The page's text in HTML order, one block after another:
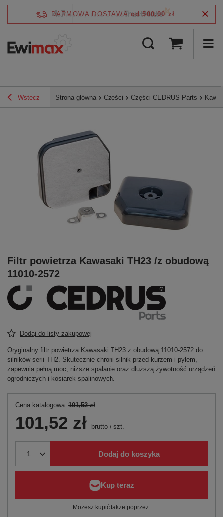
DARMOWA DOSTAWA od 500,00 zł
Wstecz Strona główna Części Części CEDRUS Parts
Filtr powietrza Kawasaki TH23 /z obudową
11010-2572
Dodaj do listy zakupowej
Oryginalny filtr powietrza Kawasaki TH23 z obudową 11010-2572 do
silników serii TH2. Skutecznie chroni silnik przed kurzem i pyłem,
zapewnia pełną moc, niższe spalanie oraz dłuższą żywotność urządzeń
ogrodniczych i kosiarek spalinowych.
Cena katalogowa: 101,52 zł
101,52 zł brutto / szt.
Dodaj do koszyka
Możesz kupić także poprzez:
4.7/5 zweryfikowane przez